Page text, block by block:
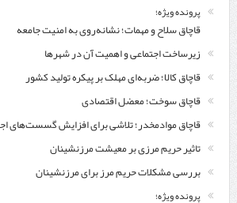
پرونده ویژه؛
قاچاق سلاح و مهمات؛ نشانه‌روی به امنیت جامعه
زیرساخت اجتماعی و اهمیت آن در شهرها
قاچاق کالا؛ ضربه‌ای مهلک بر پیکره تولید کشور
قاچاق سوخت؛ معضل اقتصادی
قاچاق موادمخدر؛ تلاشی برای افزایش گسست‌های
تاثیر حریم مرزی بر معیشت مرزنشینان
بررسی مشکلات حریم مرز برای مرزنشینان
پرونده ویژه؛